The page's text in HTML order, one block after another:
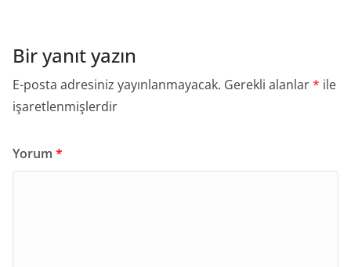
Bir yanıt yazın
E-posta adresiniz yayınlanmayacak. Gerekli alanlar* ile
işaretlenmişlerdir
Yorum *